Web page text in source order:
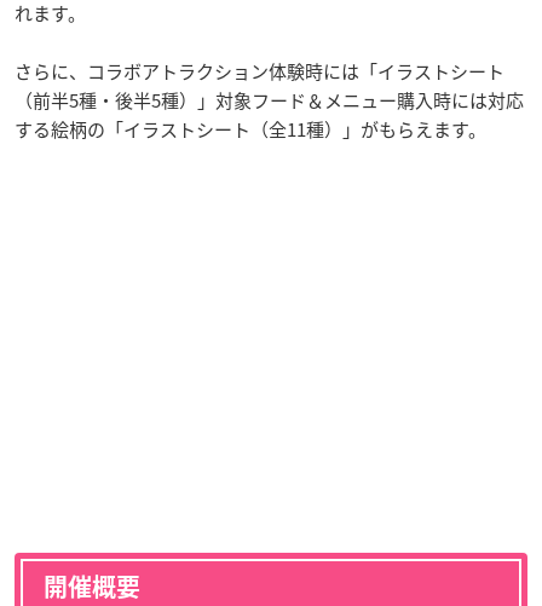
れます。
さらに、コラボアトラクション体験時には「イラストシート
（前半5種・後半5種）」対象フード＆メニュー購入時には対応
する絵柄の「イラストシート（全11種）」がもらえます。
開催概要